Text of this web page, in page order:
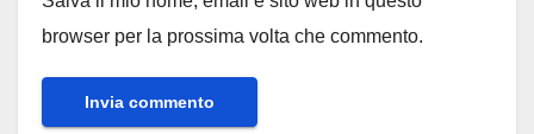
browser per la prossima volta che commento.